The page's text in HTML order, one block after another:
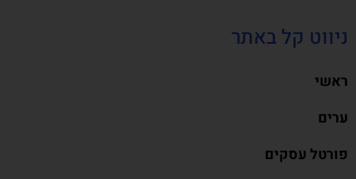
ניווט קל באתר
ראשי
ערים
פורטל עסקים